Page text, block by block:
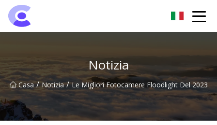
Notizia
Casa / Notizia / Le Migliori Fotocamere Floodlight Del 2023